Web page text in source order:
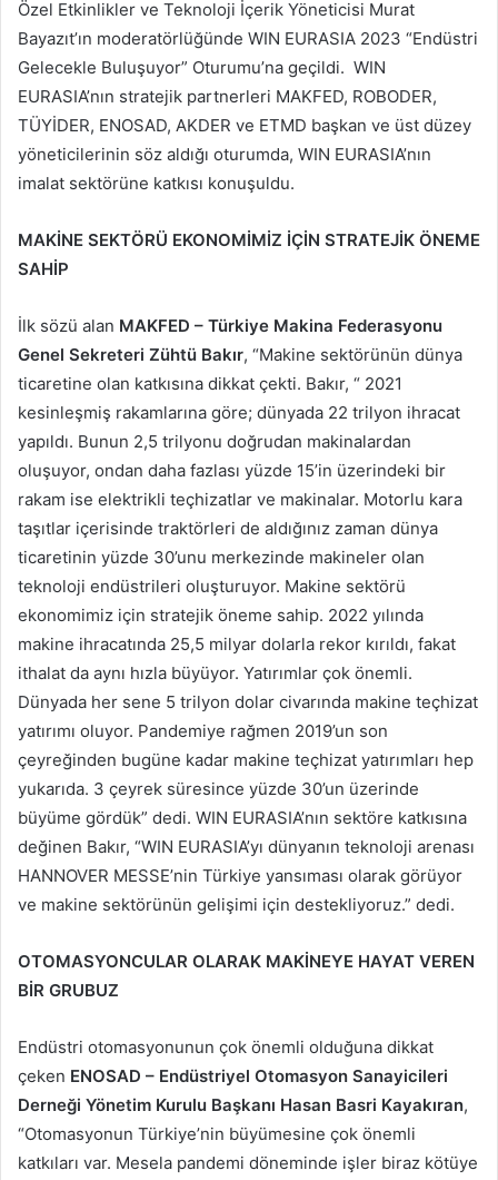
Özel Etkinlikler ve Teknoloji İçerik Yöneticisi Murat
Bayazıt’ın moderatörlüğünde WIN EURASIA 2023 “Endüstri
Gelecekle Buluşuyor” Oturumu’na geçildi. WIN
EURASIA’nın stratejik partnerleri MAKFED, ROBODER,
TÜYİDER, ENOSAD, AKDER ve ETMD başkan ve üst düzey
yöneticilerinin söz aldığı oturumda, WIN EURASIA’nın
imalat sektörüne katkısı konuşuldu.
MAKİNE SEKTÖRÜ EKONOMİMİZ İÇİN STRATEJİK ÖNEME
SAHİP
İlk sözü alan MAKFED – Türkiye Makina Federasyonu
Genel Sekreteri Zühtü Bakır, “Makine sektörünün dünya
ticaretine olan katkısına dikkat çekti. Bakır, “ 2021
kesinleşmiş rakamlarına göre; dünyada 22 trilyon ihracat
yapıldı. Bunun 2,5 trilyonu doğrudan makinalardan
oluşuyor, ondan daha fazlası yüzde 15’in üzerindeki bir
rakam ise elektrikli teçhizatlar ve makinalar. Motorlu kara
taşıtlar içerisinde traktörleri de aldığınız zaman dünya
ticaretinin yüzde 30’unu merkezinde makineler olan
teknoloji endüstrileri oluşturuyor. Makine sektörü
ekonomimiz için stratejik öneme sahip. 2022 yılında
makine ihracatında 25,5 milyar dolarla rekor kırıldı, fakat
ithalat da aynı hızla büyüyor. Yatırımlar çok önemli.
Dünyada her sene 5 trilyon dolar civarında makine teçhizat
yatırımı oluyor. Pandemiye rağmen 2019’un son
çeyreğinden bugüne kadar makine teçhizat yatırımları hep
yukarıda. 3 çeyrek süresince yüzde 30’un üzerinde
büyüme gördük” dedi. WIN EURASIA’nın sektöre katkısına
değinen Bakır, “WIN EURASIA’yı dünyanın teknoloji arenası
HANNOVER MESSE’nin Türkiye yansıması olarak görüyor
ve makine sektörünün gelişimi için destekliyoruz.” dedi.
OTOMASYONCULAR OLARAK MAKİNEYE HAYAT VEREN
BİR GRUBUZ
Endüstri otomasyonunun çok önemli olduğuna dikkat
çeken ENOSAD – Endüstriyel Otomasyon Sanayicileri
Derneği Yönetim Kurulu Başkanı Hasan Basri Kayakıran,
“Otomasyonun Türkiye’nin büyümesine çok önemli
katkıları var. Mesela pandemi döneminde işler biraz kötüye